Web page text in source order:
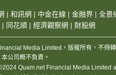
| 和訊網 | 中金在線 | 金融界 | 全景
| 同花順 | 經濟觀察網 | 財股網
Media Limited，版權所有，不得
公司概不負責。
Quam.net Financial Media Limited